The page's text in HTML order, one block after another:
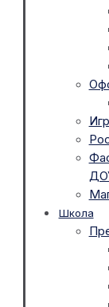
Школа